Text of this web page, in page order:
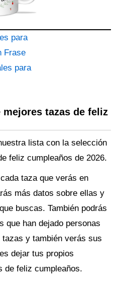
para
Frase
para
tazas de feliz
lista con la selección
feliz cumpleaños de 2026.
taza que verás en
más datos sobre ellas y
buscas. También podrás
que han dejado personas
y también verás sus
dejar tus propios
de feliz cumpleaños.